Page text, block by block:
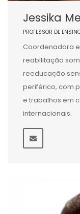
Jessika
PROFESSOR DE
Coordenadora
reabilitação
reeducação
periférico, com
e trabalhos em
internacionais.